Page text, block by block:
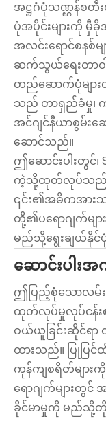
အဋ္ဌဂံပုံသဏ္ဌန်စတီး
ပုံအပိုင်းများကို မှီ
အလင်းရောင်စနစ်မ
ဆက်သွယ်ရေးတာဝ
တည်ဆောက်ပုံမျာ
သည် တာရှည်ခံမှု၊
အင်ဂျင်နီယာစွမ်းဆ
ဆောင်သည်။
ဤဆောင်းပါးတွင်
ကဲ့သို့ထုတ်လုပ်သည်၊
၎င်း၏အဓိကအားသ
တို့၏ပရောဂျက်မ
မည်သို့ရွေးချယ်နိုင်
ဆောင်းပါးအ
ဤပြည့်စုံသောလမ်
ထုတ်လုပ်မှုလုပ်ငန်းစဉ်
ဝယ်ယူခြင်းဆိုင်ရာ
ထားသည်။ ပြုပြ
ကုန်ကျစရိတ်များကို
ရောဂျက်များ
ခိုင်မာမှုကို မည်သို့တိုး